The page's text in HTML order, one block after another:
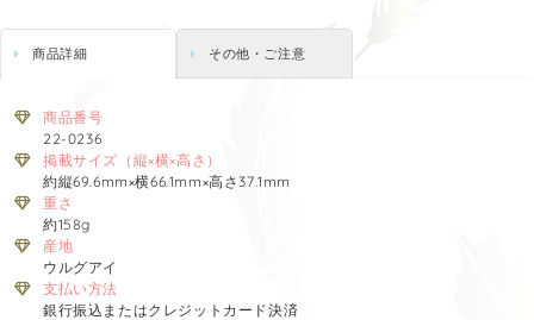
商品詳細 その他・ご注意
商品番号
22-0236
掲載サイズ（縦×横×高さ）
約縦69.6mm×横66.1mm×高さ37.1mm
重さ
約158g
産地
ウルグアイ
支払い方法
銀行振込またはクレジットカード決済